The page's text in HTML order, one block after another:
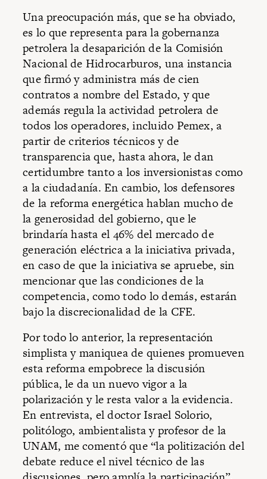
Una preocupación más, que se ha obviado,
es lo que representa para la gobernanza
petrolera la desaparición de la Comisión
Nacional de Hidrocarburos, una instancia
que firmó y administra más de cien
contratos a nombre del Estado, y que
además regula la actividad petrolera de
todos los operadores, incluido Pemex, a
partir de criterios técnicos y de
transparencia que, hasta ahora, le dan
certidumbre tanto a los inversionistas como
a la ciudadanía. En cambio, los defensores
de la reforma energética hablan mucho de
la generosidad del gobierno, que le
brindaría hasta el 46% del mercado de
generación eléctrica a la iniciativa privada,
en caso de que la iniciativa se apruebe, sin
mencionar que las condiciones de la
competencia, como todo lo demás, estarán
bajo la discrecionalidad de la CFE.
Por todo lo anterior, la representación
simplista y maniquea de quienes promueven
esta reforma empobrece la discusión
pública, le da un nuevo vigor a la
polarización y le resta valor a la evidencia.
En entrevista, el doctor Israel Solorio,
politólogo, ambientalista y profesor de la
UNAM, me comentó que “la politización del
debate reduce el nivel técnico de las